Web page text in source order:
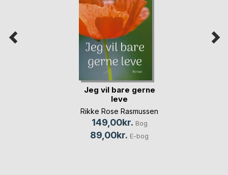
Jeg vil bare gerne
leve
Rikke Rose Rasmussen
149,00kr. Bog
89,00kr. E-bog